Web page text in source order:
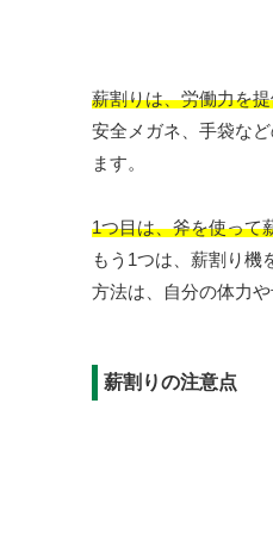
薪割りは、労働力を
安全メガネ、手袋な
ます。
1つ目は、斧を使って
もう1つは、薪割り機
方法は、自分の体力
薪割りの注意点